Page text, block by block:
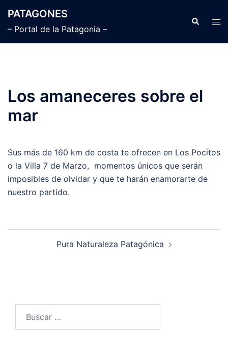
contenido
PATAGONES
– Portal de la Patagonia –
Buscar
Los amaneceres sobre el
mar
Sus más de 160 km de costa te ofrecen en Los Pocitos
o la Villa 7 de Marzo, momentos únicos que serán
imposibles de olvidar y que te harán enamorarte de
nuestro partido.
Pura Naturaleza Patagónica